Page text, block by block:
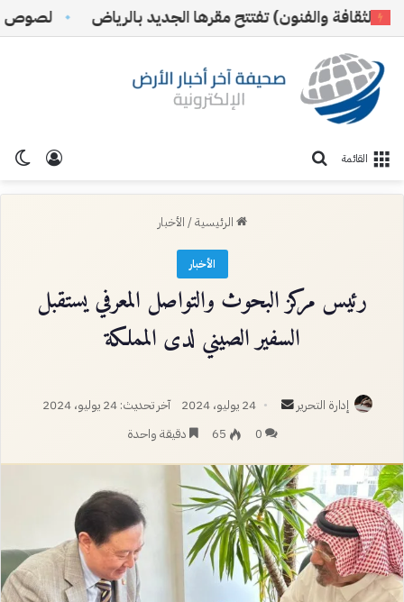
والفنون) تفتتح مقرها الجديد بالرياض لصوص الظل
تسجيل القائمة
الرئيسية/ الأخبار
الأخبار
رئيس مركز البحوث والتواصل المعرفي يستقبل
السفير الصيني لدى المملكة
إدارة التحرير
أرسل
بريدا
24 يوليو، 2024
آخر تحديث: 24 يوليو، 2024
0
65 دقيقة واحدة